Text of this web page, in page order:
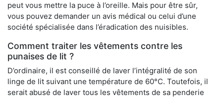
peut vous mettre la puce à l’oreille. Mais pour être sûr,
vous pouvez demander un avis médical ou celui d’une
société spécialisée dans l’éradication des nuisibles.
Comment traiter les vêtements contre les
punaises de lit ?
D’ordinaire, il est conseillé de laver l’intégralité de son
linge de lit suivant une température de 60°C. Toutefois, il
serait abusé de laver tous les vêtements de sa penderie